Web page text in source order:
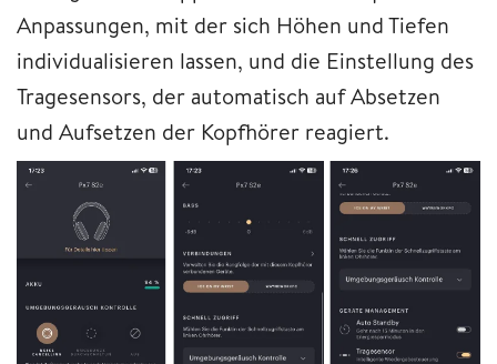
Anpassungen, mit der sich Höhen und Tiefen
individualisieren lassen, und die Einstellung des
Tragesensors, der automatisch auf Absetzen
und Aufsetzen der Kopfhörer reagiert.